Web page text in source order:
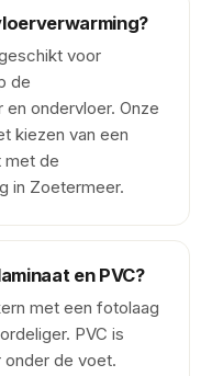
voor
de
ondervloer. Onze
kiezen van een
met de
in Zoetermeer.
en PVC?
met een fotolaag
PVC is
onder de voet.